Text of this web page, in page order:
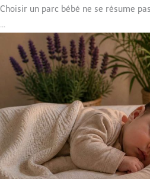
Choisir un parc bébé ne se résume
...